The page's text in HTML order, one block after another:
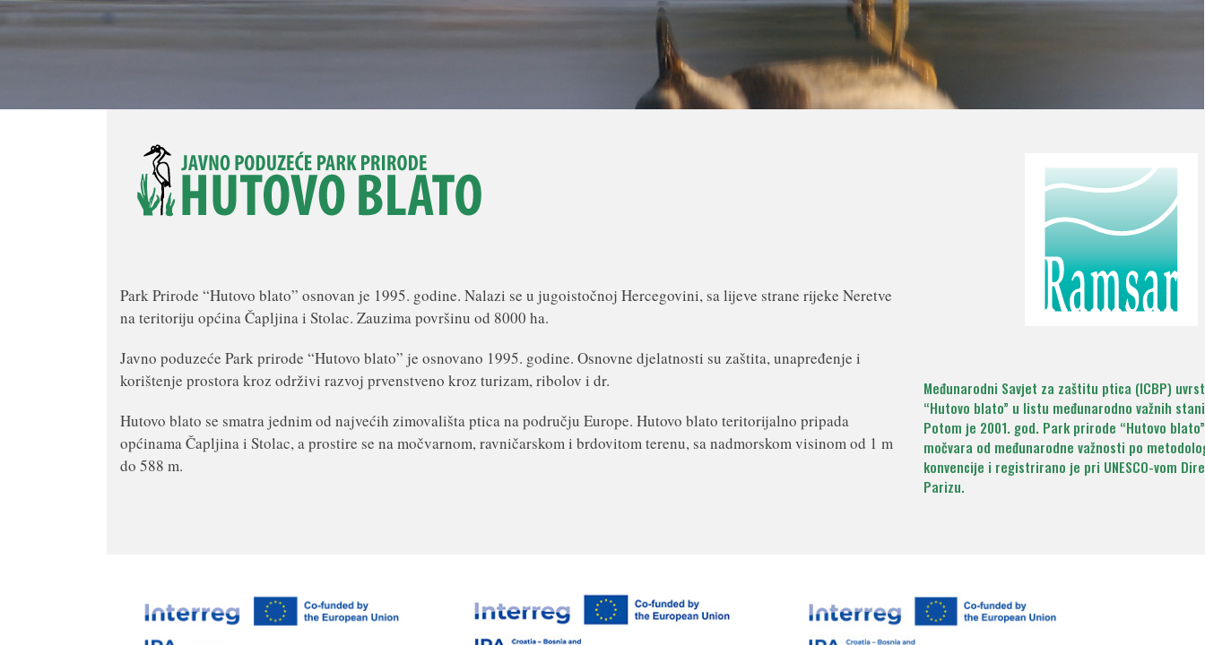
Park Prirode “Hutovo blato” osnovan je 1995. godine. Nalazi se u jugoistočnoj Hercegovini, sa lijeve strane rijeke Neretve
na teritoriju općina Čapljina i Stolac. Zauzima površinu od 8000 ha.
Javno poduzeće Park prirode “Hutovo blato” je osnovano 1995. godine. Osnovne djelatnosti su zaštita, unapređenje i
korištenje prostora kroz održivi razvoj prvenstveno kroz turizam, ribolov i dr.
Hutovo blato se smatra jednim od najvećih zimovališta ptica na području Europe. Hutovo blato teritorijalno pripada
općinama Čapljina i Stolac, a prostire se na močvarnom, ravničarskom i brdovitom terenu, sa nadmorskom visinom od 1 m
do 588 m.
Međunarodni Savjet za zaštitu ptica (ICBP)
“Hutovo blato” u listu međunarodno važnih
Potom je 2001. god. Park prirode “Hutovo
močvara od međunarodne važnosti po
konvencije i registrirano je pri UNESCO-vom
Parizu.